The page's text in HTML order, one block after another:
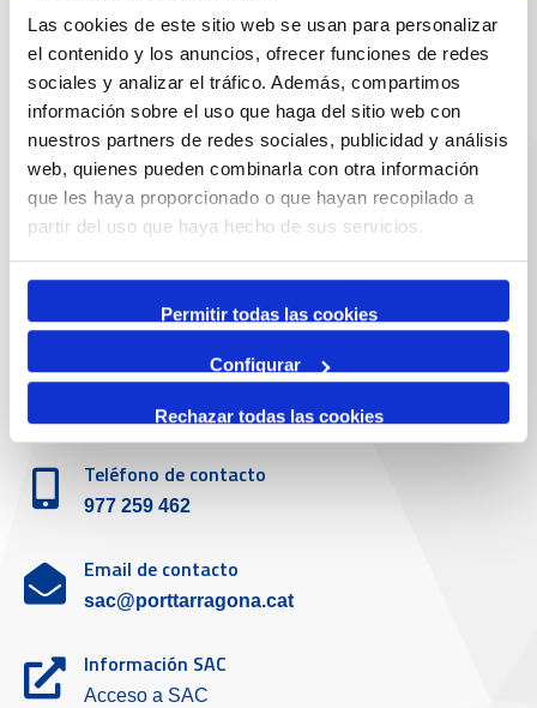
Las cookies de este sitio web se usan para personalizar
el contenido y los anuncios, ofrecer funciones de redes
sociales y analizar el tráfico. Además, compartimos
información sobre el uso que haga del sitio web con
nuestros partners de redes sociales, publicidad y análisis
web, quienes pueden combinarla con otra información
que les haya proporcionado o que hayan recopilado a
partir del uso que haya hecho de sus servicios.
Permitir todas las cookies
Configurar
Rechazar todas las cookies
Datos de contacto
Dirección
Passeig de l'Escullera s/n, 43004 Tarragona
Teléfono de contacto
977 259 400
(+34) 900 229 900
Servicio de atención al cliente
Teléfono de contacto
977 259 462
Email de contacto
sac@porttarragona.cat
Información SAC
Acceso a SAC